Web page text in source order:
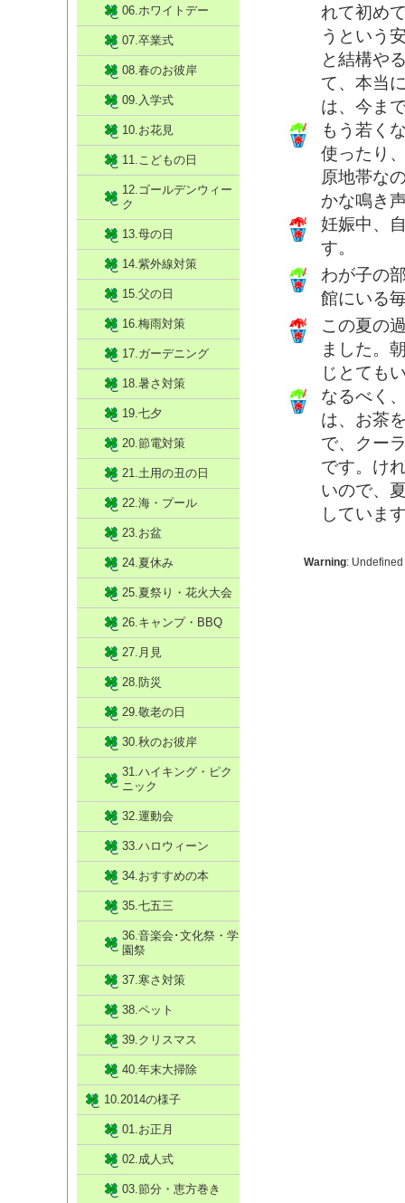
れて初め
うという
と結構や
て、本当
は、今ま
もう若く
使ったり
原地帯な
かな鳴き
妊娠中、
す。
わが子の
館にいる
この夏の
ました。
じとても
なるべく
は、お茶
で、クー
です。け
いので、
していま
Warning:
06.ホワイトデー
07.卒業式
08.春のお彼岸
09.入学式
10.お花見
11.こどもの日
12.ゴールデンウィー
ク
13.母の日
14.紫外線対策
15.父の日
16.梅雨対策
17.ガーデニング
18.暑さ対策
19.七夕
20.節電対策
21.土用の丑の日
22.海・プール
23.お盆
24.夏休み
25.夏祭り・花火大会
26.キャンプ・BBQ
27.月見
28.防災
29.敬老の日
30.秋のお彼岸
31.ハイキング・ピク
ニック
32.運動会
33.ハロウィーン
34.おすすめの本
35.七五三
36.音楽会･文化祭・学
園祭
37.寒さ対策
38.ペット
39.クリスマス
40.年末大掃除
10.2014の様子
01.お正月
02.成人式
03.節分・恵方巻き